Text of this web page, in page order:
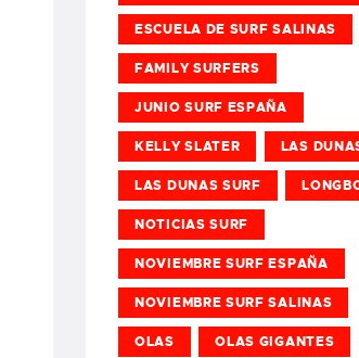
ESCUELA DE SURF SALINAS
FAMILY SURFERS
JUNIO SURF ESPAÑA
KELLY SLATER LAS
LAS DUNAS SURF
NOTICIAS SURF
NOVIEMBRE SURF ESPAÑA
NOVIEMBRE SURF SALINAS
OLAS OLAS GIGANTES